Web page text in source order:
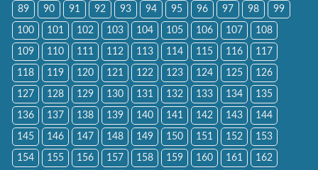
89 90 91 92 93 94 95 96 97 98 99
100 101 102 103 104 105 106 107 108
109 110 111 112 113 114 115 116 117
118 119 120 121 122 123 124 125 126
127 128 129 130 131 132 133 134 135
136 137 138 139 140 141 142 143 144
145 146 147 148 149 150 151 152 153
154 155 156 157 158 159 160 161 162